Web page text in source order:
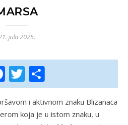
jula 2025.
Facebook
Twitter
i aktivnom znaku Blizanaca
koja je u istom znaku, u